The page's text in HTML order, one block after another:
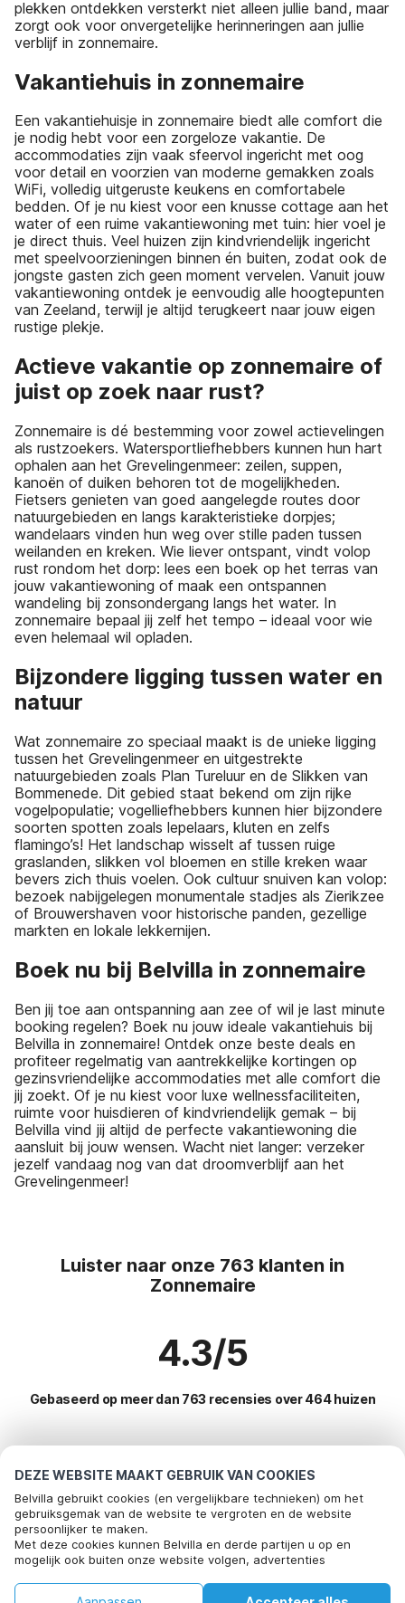
DEZE WEBSITE MAAKT GEBRUIK VAN COOKIES
Belvilla gebruikt cookies (en vergelijkbare technieken) om het
gebruiksgemak van de website te vergroten en de website
persoonlijker te maken.
Met deze cookies kunnen Belvilla en derde partijen u op en
mogelijk ook buiten onze website volgen, advertenties
social media.
plekken ontdekken versterkt niet alleen jullie band, maar
zorgt ook voor onvergetelijke herinneringen aan jullie
verblijf in zonnemaire.
Vakantiehuis in zonnemaire
Een vakantiehuisje in zonnemaire biedt alle comfort die
je nodig hebt voor een zorgeloze vakantie. De
accommodaties zijn vaak sfeervol ingericht met oog
voor detail en voorzien van moderne gemakken zoals
WiFi, volledig uitgeruste keukens en comfortabele
bedden. Of je nu kiest voor een knusse cottage aan het
water of een ruime vakantiewoning met tuin: hier voel je
je direct thuis. Veel huizen zijn kindvriendelijk ingericht
met speelvoorzieningen binnen én buiten, zodat ook de
jongste gasten zich geen moment vervelen. Vanuit jouw
vakantiewoning ontdek je eenvoudig alle hoogtepunten
van Zeeland, terwijl je altijd terugkeert naar jouw eigen
rustige plekje.
Actieve vakantie op zonnemaire of
juist op zoek naar rust?
Zonnemaire is dé bestemming voor zowel actievelingen
als rustzoekers. Watersportliefhebbers kunnen hun hart
ophalen aan het Grevelingenmeer: zeilen, suppen,
kanoën of duiken behoren tot de mogelijkheden.
Fietsers genieten van goed aangelegde routes door
natuurgebieden en langs karakteristieke dorpjes;
wandelaars vinden hun weg over stille paden tussen
weilanden en kreken. Wie liever ontspant, vindt volop
rust rondom het dorp: lees een boek op het terras van
jouw vakantiewoning of maak een ontspannen
wandeling bij zonsondergang langs het water. In
zonnemaire bepaal jij zelf het tempo – ideaal voor wie
even helemaal wil opladen.
Bijzondere ligging tussen water en
natuur
Wat zonnemaire zo speciaal maakt is de unieke ligging
tussen het Grevelingenmeer en uitgestrekte
natuurgebieden zoals Plan Tureluur en de Slikken van
Bommenede. Dit gebied staat bekend om zijn rijke
vogelpopulatie; vogelliefhebbers kunnen hier bijzondere
soorten spotten zoals lepelaars, kluten en zelfs
flamingo’s! Het landschap wisselt af tussen ruige
graslanden, slikken vol bloemen en stille kreken waar
bevers zich thuis voelen. Ook cultuur snuiven kan volop:
bezoek nabijgelegen monumentale stadjes als Zierikzee
of Brouwershaven voor historische panden, gezellige
markten en lokale lekkernijen.
Boek nu bij Belvilla in zonnemaire
Ben jij toe aan ontspanning aan zee of wil je last minute
booking regelen? Boek nu jouw ideale vakantiehuis bij
Belvilla in zonnemaire! Ontdek onze beste deals en
profiteer regelmatig van aantrekkelijke kortingen op
gezinsvriendelijke accommodaties met alle comfort die
jij zoekt. Of je nu kiest voor luxe wellnessfaciliteiten,
ruimte voor huisdieren of kindvriendelijk gemak – bij
Belvilla vind jij altijd de perfecte vakantiewoning die
aansluit bij jouw wensen. Wacht niet langer: verzeker
jezelf vandaag nog van dat droomverblijf aan het
Grevelingenmeer!
Luister naar onze 763 klanten in
Zonnemaire
4.3/5
Gebaseerd op meer dan 763 recensies over 464 huizen
Meest populaire bestemmingen voor
vakantie
Top steden met top voorzieningen voor vakantie
Vakantiehuis met tuin eede
Vakantie met hond - Huisdiervriendelijke vakantiehuizen zuidzande
Populaire voorzieningen voor vakantie in Zonnemaire
Vakantie met hond - Huisdiervriendelijke vakantiehuizen
Bel om te boeken